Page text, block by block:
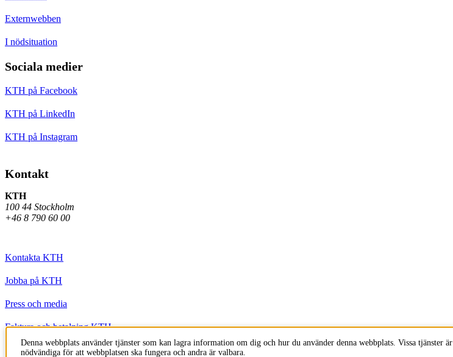
Externwebben
I nödsituation
Sociala medier
KTH på Facebook
KTH på LinkedIn
KTH på Instagram
Kontakt
KTH
100 44 Stockholm
+46 8 790 60 00
Kontakta KTH
Jobba på KTH
Press och media
Faktura och betalning KTH
Om KTH:s webbplatser
Denna webbplats använder tjänster som kan lagra information om dig och hur du använder denna webbplats. Vissa tjänster är
nödvändiga för att webbplatsen ska fungera och andra är valbara.